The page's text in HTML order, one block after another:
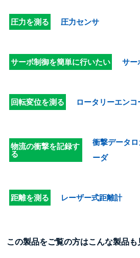
圧力を測る 圧力センサ
サーボ制御を簡単に行いたい サー
回転変位を測る ロータリーエンコ
物流の衝撃を記録す
る
衝撃データ
ーダ
距離を測る レーザー式距離計
この製品をご覧の方はこんな製品も